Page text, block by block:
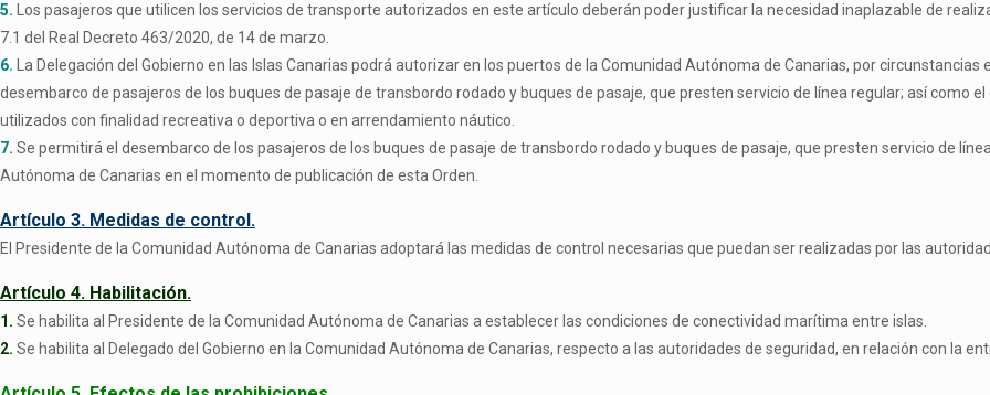
5. Los pasajeros que utilicen los servicios de transporte autorizados en este artículo deberán poder justificar la necesidad inaplazable de
7.1 del Real Decreto 463/2020, de 14 de marzo.
6. La Delegación del Gobierno en las Islas Canarias podrá autorizar en los puertos de la Comunidad Autónoma de Canarias, por
desembarco de pasajeros de los buques de pasaje de transbordo rodado y buques de pasaje, que presten servicio de línea regular; así como
utilizados con finalidad recreativa o deportiva o en arrendamiento náutico.
7. Se permitirá el desembarco de los pasajeros de los buques de pasaje de transbordo rodado y buques de pasaje, que presten servicio de
Autónoma de Canarias en el momento de publicación de esta Orden.
Artículo 3. Medidas de control.
El Presidente de la Comunidad Autónoma de Canarias adoptará las medidas de control necesarias que puedan ser realizadas por las
Artículo 4. Habilitación.
1. Se habilita al Presidente de la Comunidad Autónoma de Canarias a establecer las condiciones de conectividad marítima entre islas.
2. Se habilita al Delegado del Gobierno en la Comunidad Autónoma de Canarias, respecto a las autoridades de seguridad, en relación con la